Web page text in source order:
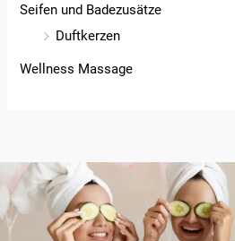
Seifen und Badezusätze
Duftkerzen
Wellness Massage